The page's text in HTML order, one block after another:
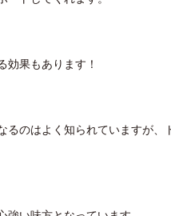
効果もあります！
るのはよく知られていますが